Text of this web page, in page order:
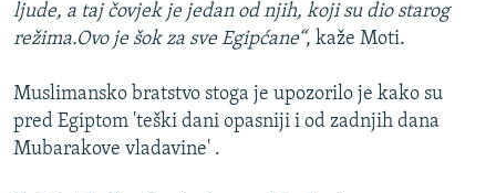
ljude, a taj čovjek je jedan od njih, koji su dio starog
režima.Ovo je šok za sve Egipćane“, kaže Moti.
Muslimansko bratstvo stoga je upozorilo je kako su
pred Egiptom 'teški dani opasniji i od zadnjih dana
Mubarakove vladavine' .